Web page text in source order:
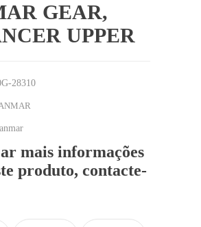
GEAR,
UPPER
28310
mais informações
produto, contacte-